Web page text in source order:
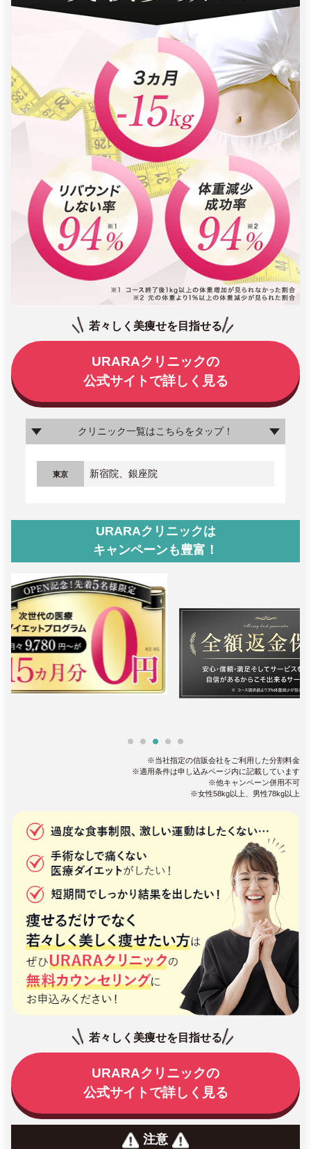
若々しく美痩せを目指せる
URARAクリニックの
公式サイトで詳しく見る
クリニック一覧はこちらをタップ！
東京 新宿院、銀座院
URARAクリニックは
キャンペーンも豊富！
※当社指定の信販会社をご利用した分割料金
※適用条件は申し込みページ内に記載しています
※他キャンペーン併用不可
※女性58kg以上、男性78kg以上
若々しく美痩せを目指せる
URARAクリニックの
公式サイトで詳しく見る
注意